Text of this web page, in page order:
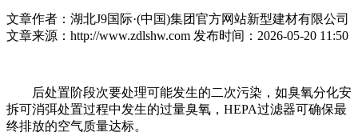
文章作者：湖北J9国际·(中国)集团官方网站新型建材有限公司
文章来源：http://www.zdlshw.com 发布时间：2026-05-20 11:50
后处置阶段次要处理可能发生的二次污染，如臭氧分化安
拆可消弭处置过程中发生的过量臭氧，HEPA过滤器可确保最
终排放的空气质量达标。